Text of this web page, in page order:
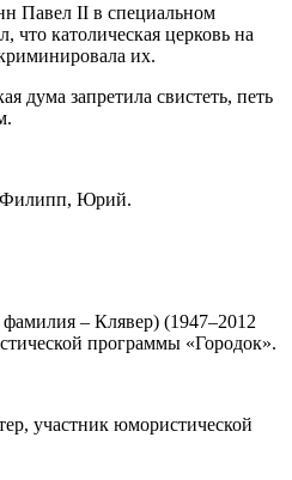
Павел II в специальном
католическая церковь на
их.
дума запретила свистеть, петь
Филипп, Юрий.
– Клявер) (1947–2012
программы «Городок».
участник юмористической